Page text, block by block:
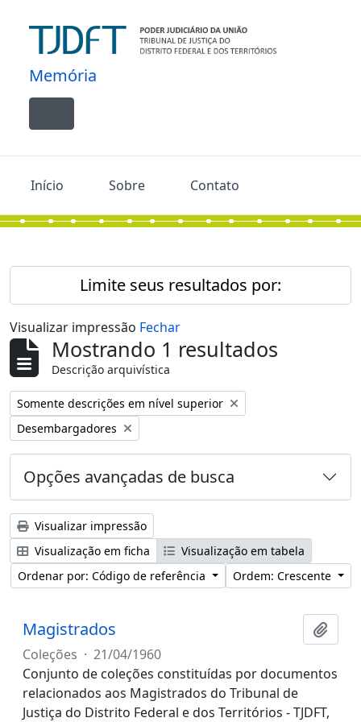
Memória
Toggle navigation
Início Sobre Contato
Limite seus resultados por:
Visualizar impressão Fechar
Mostrando 1 resultados
Descrição arquivística
Remover filtro:
Somente descrições em nível superior
Remover filtro:
Desembargadores
Opções avançadas de busca
Visualizar impressão
Visualização em ficha
Visualização em tabela
Ordenar por: Código de referência
Ordem: Crescente
Magistrados
Coleções · 21/04/1960
Conjunto de coleções constituídas por documentos
relacionados aos Magistrados do Tribunal de
Justiça do Distrito Federal e dos Territórios - TJDFT,